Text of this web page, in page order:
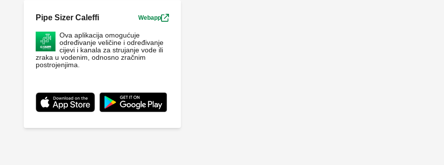
Pipe Sizer Caleffi Webapp
Ova aplikacija omogućuje
određivanje veličine i određivanje
cijevi i kanala za strujanje vode ili
zraka u vodenim, odnosno zračnim
postrojenjima.